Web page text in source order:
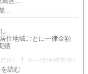
…
住地域ごとに一律金額
績
給） 】※一律地域手当2
読む